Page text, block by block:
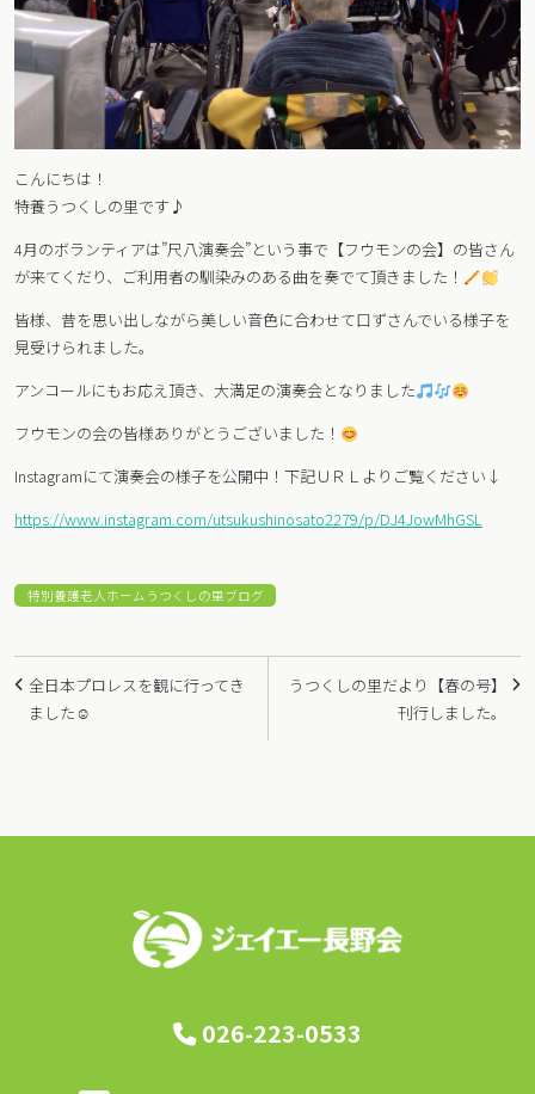
こんにちは！
特養うつくしの里です♪
4月のボランティアは”尺八演奏会”という事で【フウモンの会】の皆さん
が来てくだり、ご利用者の馴染みのある曲を奏でて頂きました！
皆様、昔を思い出しながら美しい音色に合わせて口ずさんでいる様子を
見受けられました。
アンコールにもお応え頂き、大満足の演奏会となりました
フウモンの会の皆様ありがとうございました！
Instagramにて演奏会の様子を公開中！下記ＵＲＬよりご覧ください↓
https://www.instagram.com/utsukushinosato2279/p/DJ4JowMhGSL
特別養護老人ホームうつくしの里ブログ
投
稿
ゲ
うつくしの里だより【春の号】
刊行しました。
全日本プロレスを観に行ってき
ました☺
026-223-0533